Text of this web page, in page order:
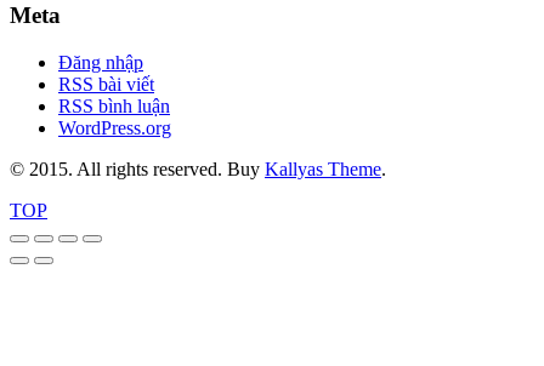
Meta
Đăng nhập
RSS bài viết
RSS bình luận
WordPress.org
© 2015. All rights reserved. Buy Kallyas Theme.
TOP